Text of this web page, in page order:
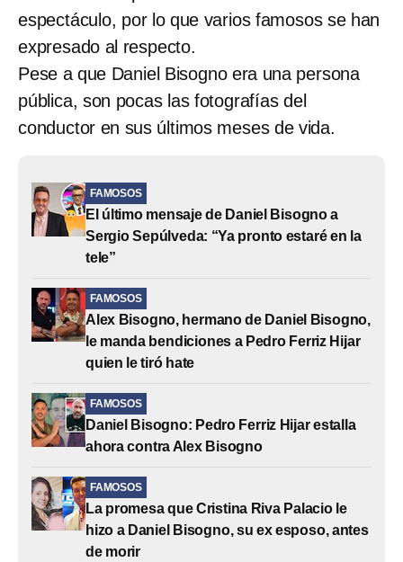
espectáculo, por lo que varios famosos se han
expresado al respecto.
Pese a que Daniel Bisogno era una persona
pública, son pocas las fotografías del
conductor en sus últimos meses de vida.
FAMOSOS
El último mensaje de Daniel Bisogno a
Sergio Sepúlveda: “Ya pronto estaré en la
tele”
FAMOSOS
Alex Bisogno, hermano de Daniel Bisogno,
le manda bendiciones a Pedro Ferriz Hijar
quien le tiró hate
FAMOSOS
Daniel Bisogno: Pedro Ferriz Hijar estalla
ahora contra Alex Bisogno
FAMOSOS
La promesa que Cristina Riva Palacio le
hizo a Daniel Bisogno, su ex esposo, antes
de morir